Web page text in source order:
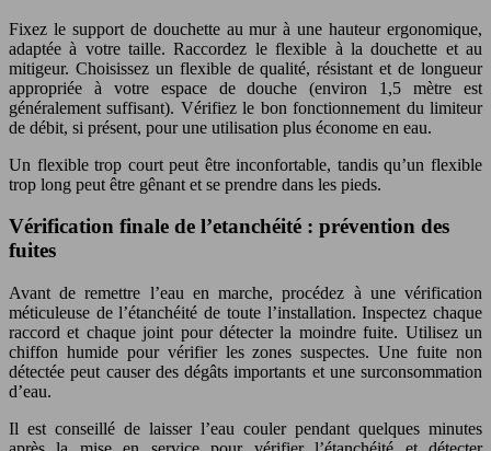
Fixez le support de douchette au mur à une hauteur ergonomique,
adaptée à votre taille. Raccordez le flexible à la douchette et au
mitigeur. Choisissez un flexible de qualité, résistant et de longueur
appropriée à votre espace de douche (environ 1,5 mètre est
généralement suffisant). Vérifiez le bon fonctionnement du limiteur
de débit, si présent, pour une utilisation plus économe en eau.
Un flexible trop court peut être inconfortable, tandis qu’un flexible
trop long peut être gênant et se prendre dans les pieds.
Vérification finale de l’etanchéité : prévention des
fuites
Avant de remettre l’eau en marche, procédez à une vérification
méticuleuse de l’étanchéité de toute l’installation. Inspectez chaque
raccord et chaque joint pour détecter la moindre fuite. Utilisez un
chiffon humide pour vérifier les zones suspectes. Une fuite non
détectée peut causer des dégâts importants et une surconsommation
d’eau.
Il est conseillé de laisser l’eau couler pendant quelques minutes